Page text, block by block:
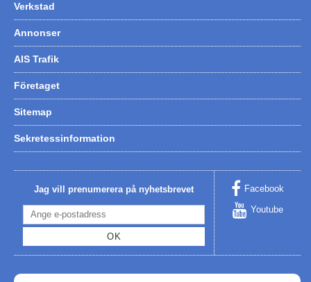
Verkstad
Annonser
AIS Trafik
Företaget
Sitemap
Sekretessinformation
Jag vill prenumerera på nyhetsbrevet
OK
Facebook
Youtube